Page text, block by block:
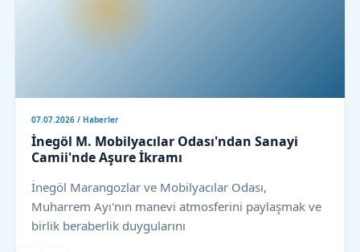
07.07.2026 / Haberler
İnegöl M. Mobilyacılar Odası'ndan Sanayi
Camii'nde Aşure İkramı
İnegöl Marangozlar ve Mobilyacılar Odası,
Muharrem Ayı'nın manevi atmosferini paylaşmak ve
birlik beraberlik duygularını